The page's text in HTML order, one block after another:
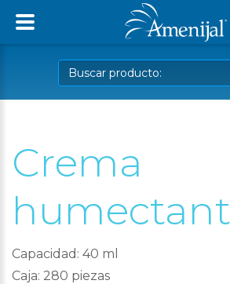
Crema
Capacidad: 40 ml
Caja: 280 piezas